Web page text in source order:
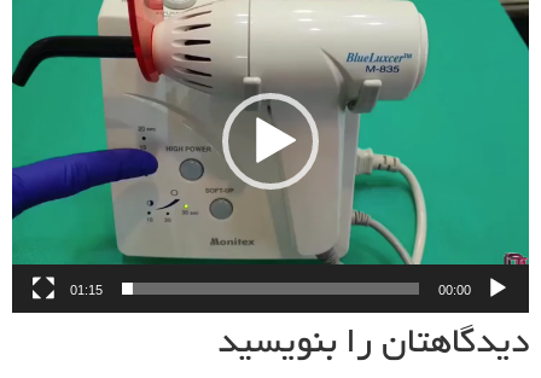
ویدیو
00:00
01:15
دیدگاهتان را بنویسید